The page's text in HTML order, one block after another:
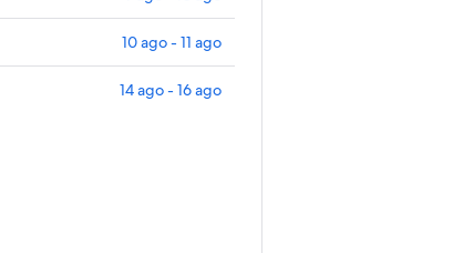
10 ago - 11 ago
14 ago - 16 ago